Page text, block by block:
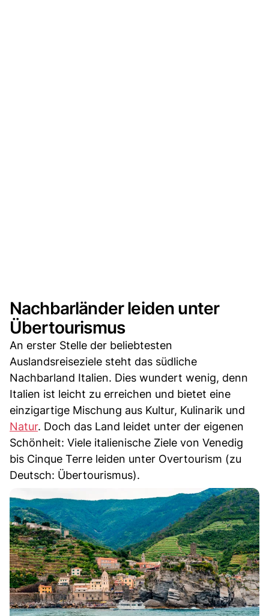
Nachbarländer leiden unter
Übertourismus
An erster Stelle der beliebtesten
Auslandsreiseziele steht das südliche
Nachbarland Italien. Dies wundert wenig, denn
Italien ist leicht zu erreichen und bietet eine
einzigartige Mischung aus Kultur, Kulinarik und
Natur. Doch das Land leidet unter der eigenen
Schönheit: Viele italienische Ziele von Venedig
bis Cinque Terre leiden unter Overtourism (zu
Deutsch: Übertourismus).